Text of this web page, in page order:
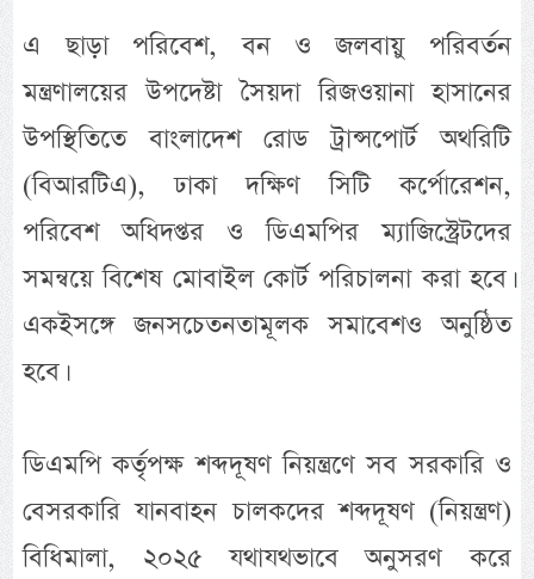
এ ছাড়া পরিবেশ, বন ও জলবায়ু পরিবর্তন
মন্ত্রণালয়ের উপদেষ্টা সৈয়দা রিজওয়ানা হাসানের
উপস্থিতিতে বাংলাদেশ রোড ট্রান্সপোর্ট অথরিটি
(বিআরটিএ), ঢাকা দক্ষিণ সিটি কর্পোরেশন,
পরিবেশ অধিদপ্তর ও ডিএমপির ম্যাজিস্ট্রেটদের
সমন্বয়ে বিশেষ মোবাইল কোর্ট পরিচালনা করা হবে।
একইসঙ্গে জনসচেতনতামূলক সমাবেশও অনুষ্ঠিত
হবে।
ডিএমপি কর্তৃপক্ষ শব্দদূষণ নিয়ন্ত্রণে সব সরকারি ও
বেসরকারি যানবাহন চালকদের শব্দদূষণ (নিয়ন্ত্রণ)
বিধিমালা, ২০২৫ যথাযথভাবে অনুসরণ করে